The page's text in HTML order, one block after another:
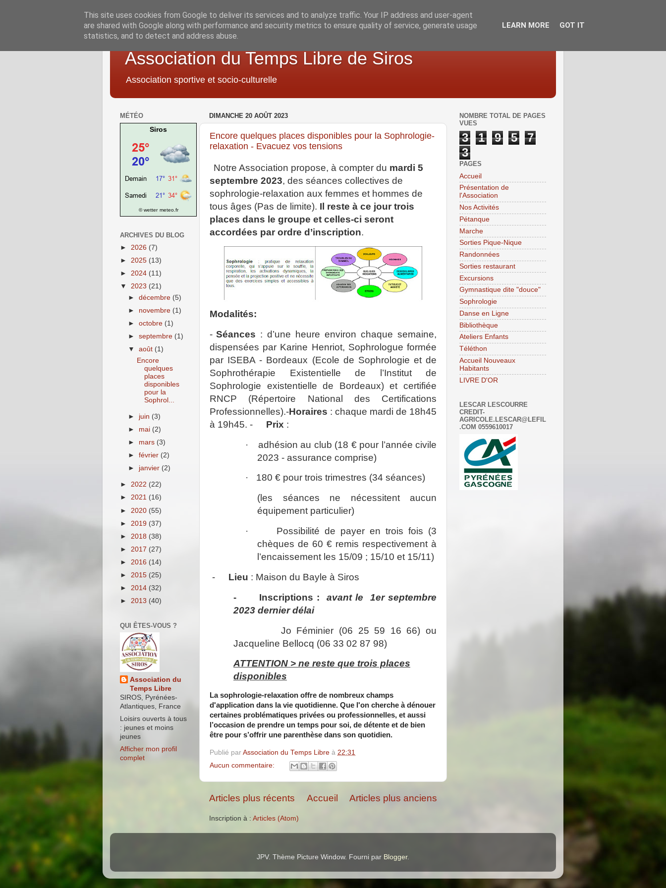
Association du Temps Libre de Siros
Association sportive et socio-culturelle
DIMANCHE 20 AOÛT 2023
Encore quelques places disponibles pour la Sophrologie-
relaxation - Evacuez vos tensions
Notre Association propose, à compter du mardi 5
septembre 2023, des séances collectives de
sophrologie-relaxation aux femmes et hommes de
tous âges (Pas de limite). Il reste à ce jour trois
places dans le groupe et celles-ci seront
accordées par ordre d’inscription.
Modalités:
- Séances : d’une heure environ chaque semaine,
dispensées par Karine Henriot, Sophrologue formée
par ISEBA - Bordeaux (Ecole de Sophrologie et de
Sophrothérapie Existentielle de l’Institut de
Sophrologie existentielle de Bordeaux) et certifiée
RNCP (Répertoire National des Certifications
Professionnelles).-Horaires : chaque mardi de 18h45
à 19h45. - Prix :
·
adhésion au club (18 € pour l’année civile
2023 - assurance comprise)
·
180 € pour trois trimestres (34 séances)
(les séances ne nécessitent aucun
équipement particulier)
·
Possibilité de payer en trois fois (3
chèques de 60 € remis respectivement à
l’encaissement les 15/09 ; 15/10 et 15/11)
-
Lieu : Maison du Bayle à Siros
-
Inscriptions : avant le 1er septembre
2023 dernier délai
Jo Féminier (06 25 59 16 66) ou
Jacqueline Bellocq (06 33 02 87 98)
ATTENTION > ne reste que trois places
disponibles
La sophrologie-relaxation offre de nombreux champs
d'application dans la vie quotidienne. Que l'on cherche à dénouer
certaines problématiques privées ou professionnelles, et aussi
l’occasion de prendre un temps pour soi, de détente et de bien
être pour s’offrir une parenthèse dans son quotidien.
Publié par Association du Temps Libre à 22:31
Aucun commentaire:
Articles plus récents Articles plus anciens
Accueil
Inscription à : Articles (Atom)
MÉTÉO
Siros
© wetter meteo.fr
ARCHIVES DU BLOG
► 2026 (7)
► 2025 (13)
► 2024 (11)
▼ 2023 (21)
►décembre (5)
► novembre (1)
►octobre (1)
►septembre (1)
▼août (1)
Encore
quelques
places
disponibles
pour la
Sophrol...
► juin (3)
► mai (2)
► mars (3)
►février (2)
► janvier (2)
► 2022 (22)
► 2021 (16)
► 2020 (55)
► 2019 (37)
► 2018 (38)
► 2017 (27)
► 2016 (14)
► 2015 (25)
► 2014 (32)
► 2013 (40)
QUI ÊTES-VOUS ?
Association du
Temps Libre
SIROS, Pyrénées-
Atlantiques, France
Loisirs ouverts à tous
: jeunes et moins
jeunes
Afficher mon profil
complet
NOMBRE TOTAL DE PAGES
VUES
3 1 9 5
7
3
PAGES
Accueil
Présentation de
l'Association
Nos Activités
Pétanque
Marche
Sorties Pique-Nique
Randonnées
Sorties restaurant
Excursions
Gymnastique dite "douce"
Sophrologie
Danse en Ligne
Bibliothèque
Ateliers Enfants
Téléthon
Accueil Nouveaux
Habitants
LIVRE D'OR
LESCAR LESCOURRE
CREDIT-
AGRICOLE.LESCAR@LEFIL
.COM 0559610017
JPV. Thème Picture Window. Fourni par Blogger.
This site uses cookies from Google to deliver its services and to analyze traffic. Your IP address and user-agent
are shared with Google along with performance and security metrics to ensure quality of service, generate usage
statistics, and to detect and address abuse.
LEARN MORE GOT IT